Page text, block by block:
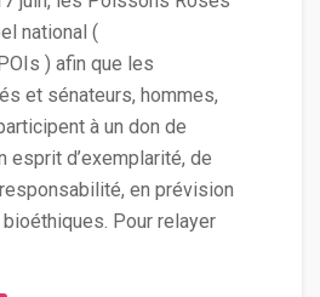
national (
) afin que les
et sénateurs, hommes,
à un don de
esprit d’exemplarité, de
en prévision
Pour relayer